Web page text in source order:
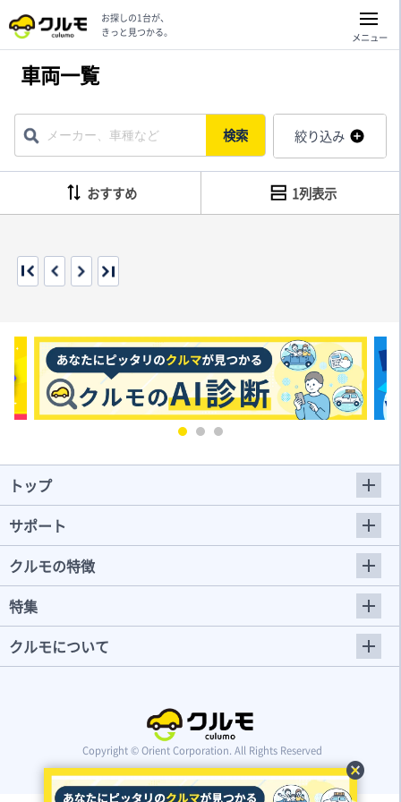
cancel
お探しの1台が、
きっと見つかる。
メニュー
車両一覧
検索 絞り込み
おすすめ 1列表示
トップ
サポート
クルモの特徴
特集
クルモについて
Copyright © Orient Corporation. All Rights Reserved